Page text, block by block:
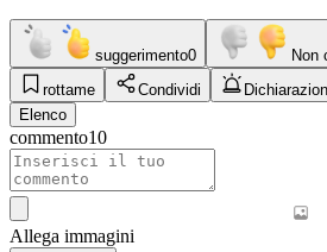
suggerimento0 Non
rottame
Condividi
Elenco
commento10
Allega immagini